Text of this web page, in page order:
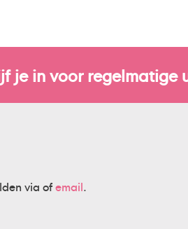
je in voor regelmatige
via ofemail.